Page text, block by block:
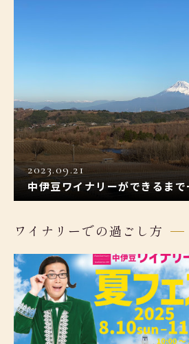
2023.09.21
中伊豆ワイナリーができるま
ワイナリーでの過ごし方